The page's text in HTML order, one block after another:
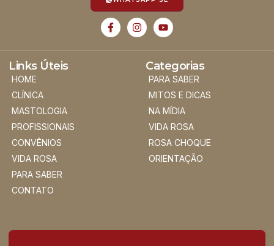
Links Úteis
HOME
CLÍNICA
MASTOLOGIA
PROFISSIONAIS
CONVÊNIOS
VIDA ROSA
PARA SABER
CONTATO
Categorias
PARA SABER
MITOS E DICAS
NA MÍDIA
VIDA ROSA
ROSA CHOQUE
ORIENTAÇÃO